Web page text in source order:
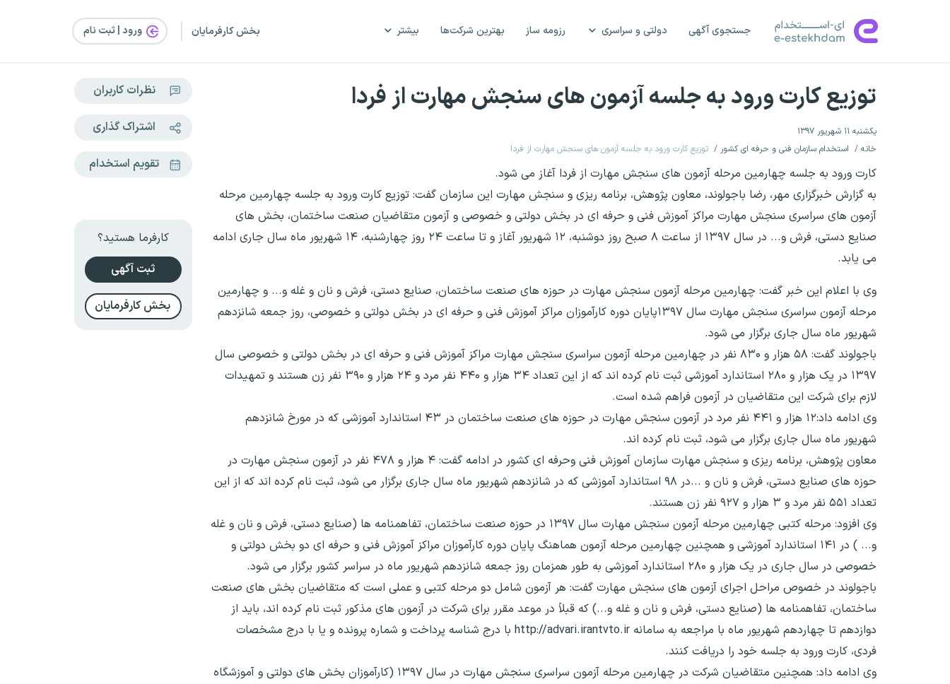
جستجوی آگهی دولتی و سراسری رزومه ساز بهترین شرکت‌ها بیشتر بخش کارفرمایان ورود | ثبت‌ نام
توزیع کارت ورود به جلسه آزمون های سنجش مهارت از فردا
یکشنبه ۱۱ شهریور ۱۳۹۷
خانه
استخدام سازمان فنی و حرفه ای کشور توزیع کارت ورود به جلسه آزمون های سنجش مهارت از فردا
کارت ورود به جلسه چهارمین مرحله آزمون های سنجش مهارت از فردا آغاز می شود.
به گزارش خبرگزاری مهر، رضا باجولوند، معاون پژوهش، برنامه ریزی و سنجش مهارت این سازمان گفت: توزیع کارت ورود به جلسه چهارمین مرحله
آزمون های سراسری سنجش مهارت مراکز آموزش فنی و حرفه ای در بخش دولتی و خصوصی و آزمون متقاضیان صنعت ساختمان، بخش های
صنایع دستی، فرش و... در سال ۱۳۹۷ از ساعت ۸ صبح روز دوشنبه، ۱۲ شهریور آغاز و تا ساعت ۲۴ روز چهارشنبه، ۱۴ شهریور ماه سال جاری ادامه
می یابد.
وی با اعلام این خبر گفت: چهارمین مرحله آزمون سنجش مهارت در حوزه های صنعت ساختمان، صنایع دستی، فرش و نان و غله و... و چهارمین
مرحله آزمون سراسری سنجش مهارت سال ۱۳۹۷پایان دوره کارآموزان مراکز آموزش فنی و حرفه ای در بخش دولتی و خصوصی، روز جمعه شانزدهم
شهریور ماه سال جاری برگزار می شود.
باجولوند گفت: ۵۸ هزار و ۸۳۰ نفر در چهارمین مرحله آزمون سراسری سنجش مهارت مراکز آموزش فنی و حرفه ای در بخش دولتی و خصوصی سال
۱۳۹۷ در یک هزار و ۲۸۰ استاندارد آموزشی ثبت نام کرده اند که از این تعداد ۳۴ هزار و ۴۴۰ نفر مرد و ۲۴ هزار و ۳۹۰ نفر زن هستند و تمهیدات
لازم برای شرکت این متقاضیان در آزمون فراهم شده است.
وی ادامه داد:۱۲ هزار و ۴۴۱ نفر مرد در آزمون سنجش مهارت در حوزه های صنعت ساختمان در ۴۳ استاندارد آموزشی که در مورخ شانزدهم
شهریور ماه سال جاری برگزار می شود، ثبت نام کرده اند.
معاون پژوهش، برنامه ریزی و سنجش مهارت سازمان آموزش فنی وحرفه ای کشور در ادامه گفت: ۴ هزار و ۴۷۸ نفر در آزمون سنجش مهارت در
حوزه های صنایع دستی، فرش و نان و ...در ۹۸ استاندارد آموزشی که در شانزدهم شهریور ماه سال جاری برگزار می شود، ثبت نام کرده اند که از این
تعداد ۵۵۱ نفر مرد و ۳ هزار و ۹۲۷ نفر زن هستند.
وی افزود: مرحله کتبی چهارمین مرحله آزمون سنجش مهارت سال ۱۳۹۷ در حوزه صنعت ساختمان، تفاهمنامه ها (صنایع دستی، فرش و نان و غله
و... ) در ۱۴۱ استاندارد آموزشی و همچنین چهارمین مرحله آزمون هماهنگ پایان دوره کارآموزان مراکز آموزش فنی و حرفه ای دو بخش دولتی و
خصوصی در سال جاری در یک هزار و ۲۸۰ استاندارد آموزشی به طور همزمان روز جمعه شانزدهم شهریور ماه در سراسر کشور برگزار می شود.
باجولوند در خصوص مراحل اجرای آزمون های سنجش مهارت گفت: هر آزمون شامل دو مرحله کتبی و عملی است که متقاضیان بخش های صنعت
ساختمان، تفاهمنامه ها (صنایع دستی، فرش و نان و غله و...) که قبلاً در موعد مقرر برای شرکت در آزمون های مذکور ثبت نام کرده اند، باید از
دوازدهم تا چهاردهم شهریور ماه با مراجعه به سامانه http://advari.irantvto.ir با درج شناسه پرداخت و شماره پرونده و یا با درج مشخصات
فردی، کارت ورود به جلسه خود را دریافت کنند.
وی ادامه داد: همچنین متقاضیان شرکت در چهارمین مرحله آزمون سراسری سنجش مهارت در سال ۱۳۹۷ (کارآموزان بخش های دولتی و آموزشگاه
نظرات کاربران
اشتراک گذاری
تقویم استخدام
کارفرما هستید؟
ثبت آگهی
بخش کارفرمایان